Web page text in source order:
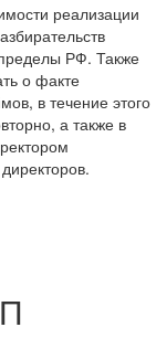
реализации
РФ. Также
о факте
в течение этого
а также в